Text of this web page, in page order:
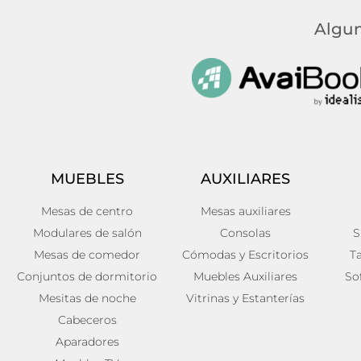
MUEBLES
Mesas de centro
Modulares de salón
Mesas de comedor
Conjuntos de dormitorio
Mesitas de noche
Cabeceros
Aparadores
AUXILIARES
Mesas auxiliares
Consolas
Cómodas y Escritorios
Muebles Auxiliares
Vitrinas y Estanterías